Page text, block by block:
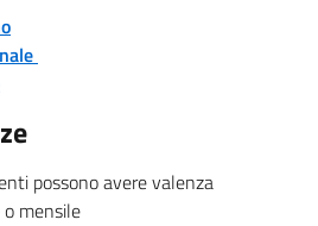
possono avere valenza
mensile